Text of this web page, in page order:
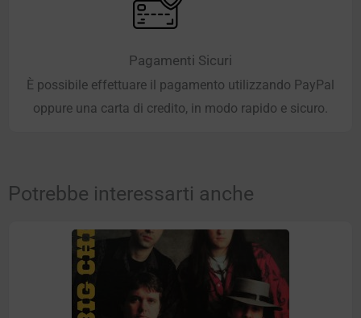
Pagamenti Sicuri
È possibile effettuare il pagamento utilizzando PayPal
oppure una carta di credito, in modo rapido e sicuro.
Potrebbe interessarti anche